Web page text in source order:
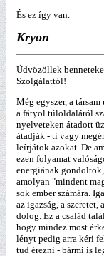
És ez így van.
Kryon
Üdvözöllek
Szolgálattól!
Még egyszer, a
a fátyol túloldaláról
nyelveteken átadott
átadják - ti vagy
leírjátok azokat. De
ezen folyamat
energiának
amolyan "mindent
sok ember számára.
az igazság, a szeretet,
dolog. Ez a család
hogy mindez most
lényt pedig arra kéri
tud érezni - bármi is